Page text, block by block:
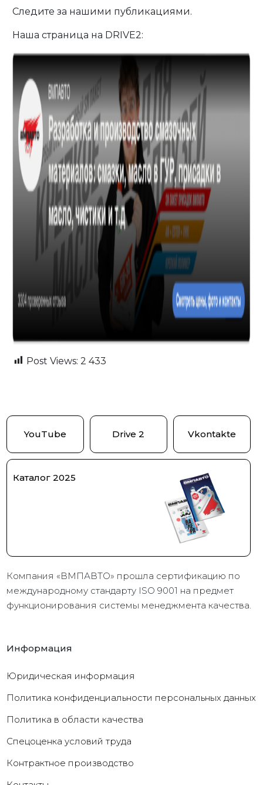
Следите за нашими публикациями.
Наша страница на DRIVE2:
Post Views: 2 433
YouTube Drive 2 Vkontakte
Каталог 2025
Компания «ВМПАВТО» прошла сертификацию по
международному стандарту ISO 9001 на предмет
функционирования системы менеджмента качества.
Информация
Юридическая информация
Политика конфиденциальности персональных данных
Политика в области качества
Cпецоценка условий труда
Контрактное производство